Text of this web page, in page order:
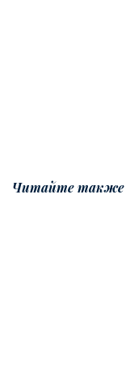
Читайте также